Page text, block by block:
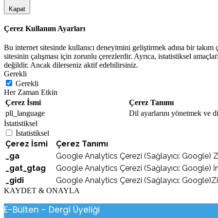
Kapat
Çerez Kullanım Ayarları
Bu internet sitesinde kullanıcı deneyimini geliştirmek adına bir
sitesinin çalışması için zorunlu çerezlerdir. Ayrıca, istatistiksel
değildir. Ancak dilerseniz aktif edebilirsiniz.
Gerekli
Gerekli
Her Zaman Etkin
Çerez İsmi
Çerez Tanımı
pll_language
Dil ayarlarını yönetmek ve
İstatistiksel
İstatistiksel
Çerez İsmi
Çerez Tanımı
_ga
Google Analytics Çerezi (Sağlayıcı: Google)
_gat_gtag
Google Analytics Çerezi (Sağlayıcı: Google)
_gidi
Google Analytics Çerezi (Sağlayıcı:
KAYDET & ONAYLA
E-Bülten - Dergi Üyeliği